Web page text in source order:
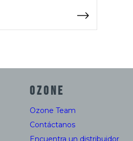
OZONE
Ozone Team
Contáctanos
Encuentra un distribuidor